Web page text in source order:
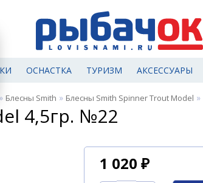
ОСНАСТКА ТУРИЗМ АКСЕССУАРЫ
» Блесны Smith » Блесны Smith Spinner Trout Model »
4,5гр. №22
1 020 ₽